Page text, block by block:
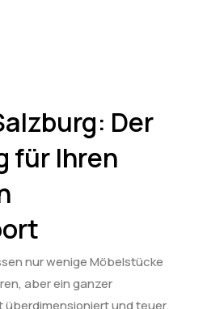
Der
für Ihren
nur wenige Möbelstücke
aber ein ganzer
und teuer.